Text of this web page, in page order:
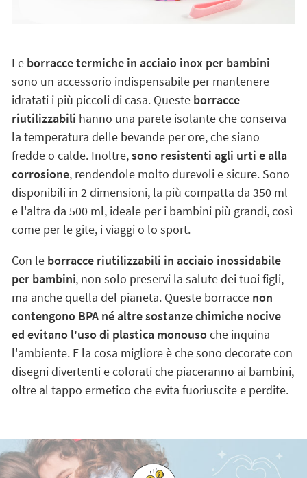
Le borracce termiche in acciaio inox per bambini
sono un accessorio indispensabile per mantenere
idratati i più piccoli di casa. Queste borracce
riutilizzabili hanno una parete isolante che conserva
la temperatura delle bevande per ore, che siano
fredde o calde. Inoltre,sono resistenti agli urti e alla
corrosione, rendendole molto durevoli e sicure. Sono
disponibili in 2 dimensioni, la più compatta da 350 ml
e l'altra da 500 ml, ideale per i bambini più grandi, così
come per le gite, i viaggi o lo sport.
Con leborracce riutilizzabili in acciaio inossidabile
per bambini, non solo preservi la salute dei tuoi figli,
ma anche quella del pianeta. Queste borraccenon
contengono BPA né altre sostanze chimiche nocive
ed evitano l'uso di plastica monousoche inquina
l'ambiente. E la cosa migliore è che sono decorate con
disegni divertenti e colorati che piaceranno ai bambini,
oltre al tappo ermetico che evita fuoriuscite e perdite.